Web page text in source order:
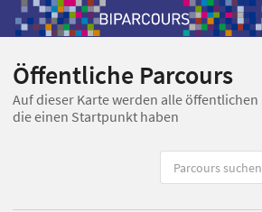
Öffentliche Parcours
Auf dieser Karte werden alle öffentlichen
die einen Startpunkt haben